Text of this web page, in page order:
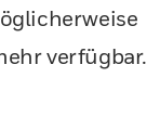
verfügbar.